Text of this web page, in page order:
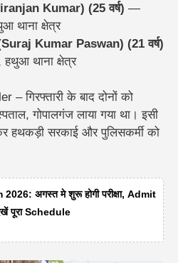
Kumar) (25 वर्ष) —
थाना क्षेत्र
Kumar Paswan) (21 वर्ष)
थाना क्षेत्र
गिरफ्तारी के बाद दोनों को
गोपालगंज लाया गया था। इसी
हथकड़ी सरकाई और पुलिसकर्मी को
अगस्त मे शुरू होगी परीक्षा, Admit
पूरा Schedule